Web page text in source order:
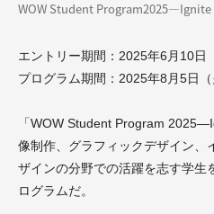
WOW Student
エントリー期間：2025年6月10日
プログラム期間：2025年8月5日（
「WOW Student Program
像制作、グラフィックデザイン、
ザインの分野での活躍を志す学生
ログラムだ。